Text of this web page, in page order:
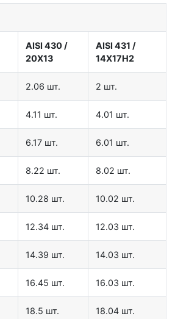
AISI 430 /
20Х13
AISI 431 /
14Х17Н2
2.06 шт. 2 шт.
4.11 шт. 4.01 шт.
6.17 шт. 6.01 шт.
8.22 шт. 8.02 шт.
10.28 шт. 10.02 шт.
12.34 шт. 12.03 шт.
14.39 шт. 14.03 шт.
16.45 шт. 16.03 шт.
18.5 шт. 18.04 шт.